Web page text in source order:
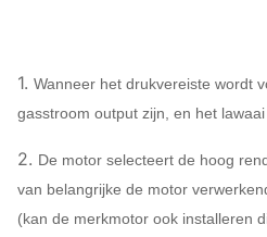
Centrifugaalventilator
4A
1. Wanneer het drukvereiste wordt
gasstroom output zijn, en het lawaai
2. De motor selecteert de hoog
van belangrijke de motor
(kan de merkmotor ook installeren